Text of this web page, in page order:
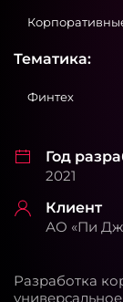
Тематика:
Финтех
Год
2021
Клиент
АО «Пи
Разработка